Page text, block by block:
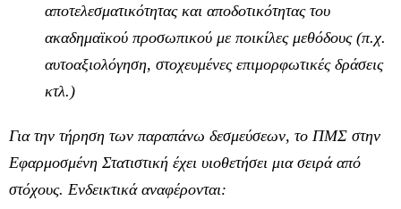
αποτελεσματικότητας και αποδοτικότητας του
ακαδημαϊκού προσωπικού με ποικίλες μεθόδους (π.χ.
αυτοαξιολόγηση, στοχευμένες επιμορφωτικές δράσεις
κτλ.)
Για την τήρηση των παραπάνω δεσμεύσεων, το ΠΜΣ στην
Εφαρμοσμένη Στατιστική έχει υιοθετήσει μια σειρά από
στόχους. Ενδεικτικά αναφέρονται: